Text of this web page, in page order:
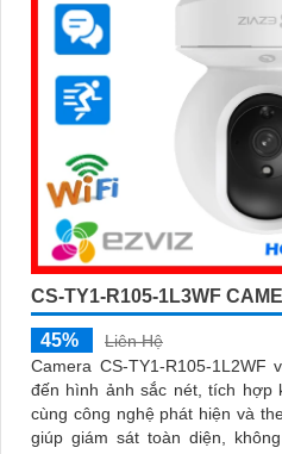
CS-TY1-R105-1L3WF
45%
Liên Hệ
Camera CS-TY1-R105-
đến hình ảnh sắc nét, tích hợp
cùng công nghệ phát hiện và
giúp giám sát toàn diện,